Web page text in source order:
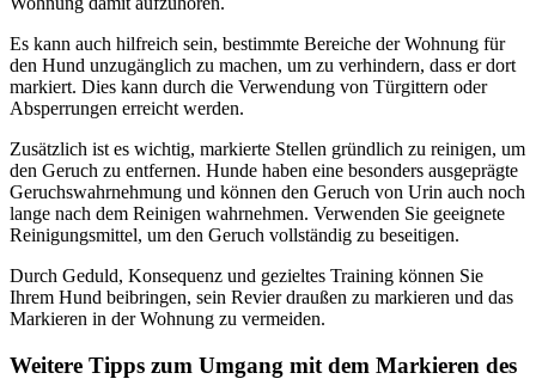
Es kann auch hilfreich sein, bestimmte Bereiche der Wohnung für
den Hund unzugänglich zu machen, um zu verhindern, dass er dort
markiert. Dies kann durch die Verwendung von Türgittern oder
Absperrungen erreicht werden.
Zusätzlich ist es wichtig, markierte Stellen gründlich zu reinigen, um
den Geruch zu entfernen. Hunde haben eine besonders ausgeprägte
Geruchswahrnehmung und können den Geruch von Urin auch noch
lange nach dem Reinigen wahrnehmen. Verwenden Sie geeignete
Reinigungsmittel, um den Geruch vollständig zu beseitigen.
Durch Geduld, Konsequenz und gezieltes Training können Sie
Ihrem Hund beibringen, sein Revier draußen zu markieren und das
Markieren in der Wohnung zu vermeiden.
Weitere Tipps zum Umgang mit dem Markieren des